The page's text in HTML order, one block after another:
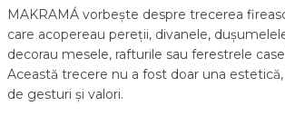
MAKRAMÁ vorbește despre trecerea
care acopereau pereții, divanele,
decorau mesele, rafturile sau ferestrele
Această trecere nu a fost doar una
de gesturi și valori.